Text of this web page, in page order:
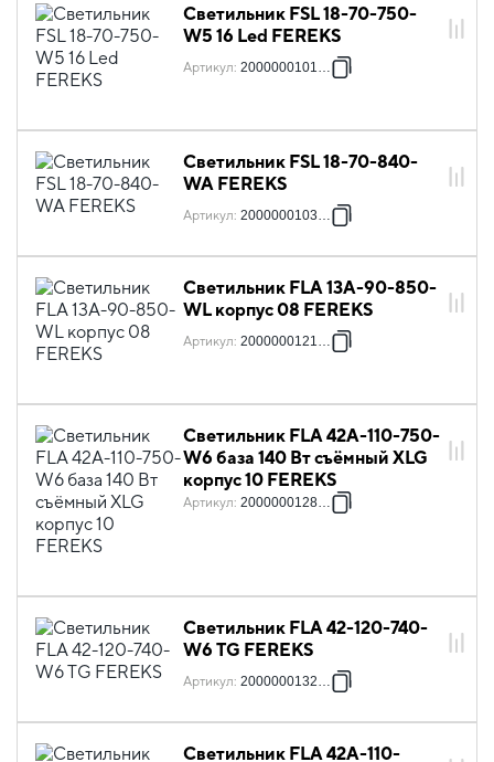
Светильник FSL 18-70-750-
W5 16 Led FEREKS
Артикул: 2000000101460
Светильник FSL 18-70-840-
WA FEREKS
Артикул: 2000000103372
Светильник FLA 13A-90-850-
WL корпус 08 FEREKS
Артикул: 2000000121277
Светильник FLA 42A-110-750-
W6 база 140 Вт съёмный XLG
корпус 10 FEREKS
Артикул: 2000000128467
Светильник FLA 42-120-740-
W6 TG FEREKS
Артикул: 2000000132600
Светильник FLA 42A-110-